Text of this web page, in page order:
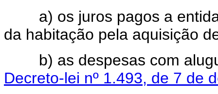
a) os juros pagos a
da habitação pela aquisição
b) as despesas com
Decreto-lei nº 1.493, de 7 de